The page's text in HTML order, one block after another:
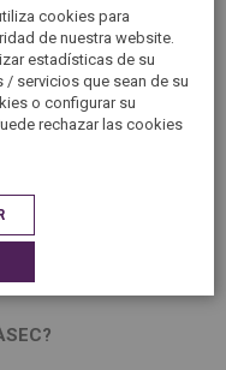
cookies para
de nuestra website.
estadísticas de su
servicios que sean de su
o configurar su
rechazar las cookies